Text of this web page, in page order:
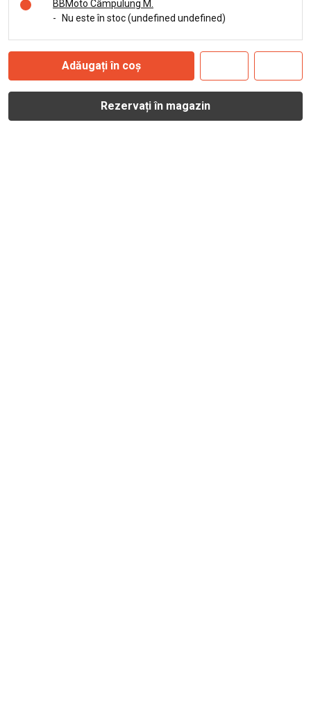
BBMoto Câmpulung M.
-
Nu este în stoc (undefined undefined)
Adăugați în coș
Rezervați în magazin